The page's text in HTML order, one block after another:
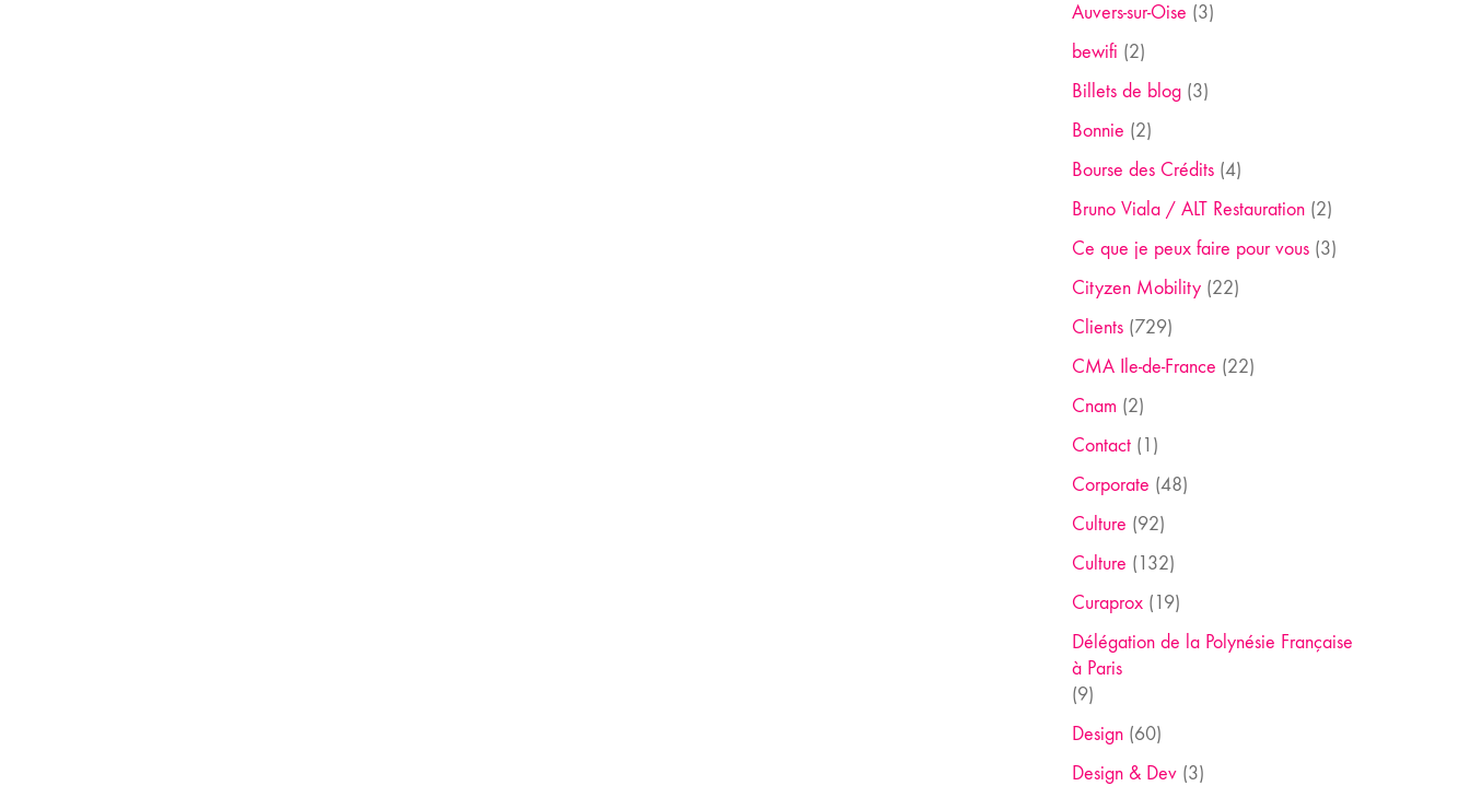
Auvers-sur-Oise (3)
bewifi (2)
Billets de blog(3)
Bonnie (2)
Bourse des Crédits(4)
Bruno Viala / ALT Restauration(2)
Ce que je peux faire pour vous(3)
Cityzen Mobility(22)
Clients(729)
CMA Ile-de-France (22)
Cnam (2)
Contact(1)
Corporate (48)
Culture (92)
Culture (132)
Curaprox(19)
Délégation de la Polynésie Française
à Paris
(9)
Design(60)
Design & Dev(3)